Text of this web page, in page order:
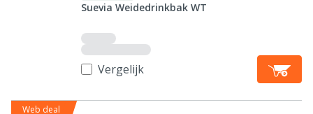
Suevia Weidedrinkbak WT
Vergelijk
Web deal